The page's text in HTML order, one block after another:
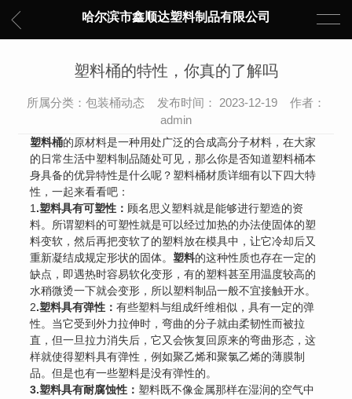
哈尔滨市鑫顺达塑料制品有限公司
塑料桶的特性，你真的了解吗
所属分类：包装桶动态 发布时间： 2023-12-19 作者：
admin
塑料桶的原材料是一种用处广泛的合成高分子材料，在大家
的日常生活中塑料制品随处可见，那么你是否知道塑料桶本
身具备的优异特性是什么呢？塑料桶材质详细有以下四大特
性，一起来看看吧：
1 .塑料具有可塑性 ： 顾名思义塑料就是能够进行塑造的资
料。所谓塑料的可塑性就是可以经过加热的办法使固体的塑
料变软，然后再把变软了的塑料放在模具中，让它冷却后又
重新凝结成规定形状的固体。塑料的这种性质也存在一定的
缺点，即遇热时容易软化变形，有的塑料甚至用温度较高的
水稍微烫一下就会变形，所以塑料制品一般不宜接触开水。
2.塑料具有弹性：有些塑料与组成纤维相似，具有一定的弹
性。当它受到外力拉伸时，弯曲的分子就由柔韧性而被拉
直，但一旦拉力消失后，它又会恢复回原来的弯曲形态，这
样就使得塑料具有弹性，例如聚乙烯和聚氯乙烯的薄膜制
品。但是也有一些塑料是没有弹性的。
3.塑料具有耐腐蚀性： 塑料既不像金属那样在湿润的空气中